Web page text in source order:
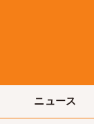
ニュース